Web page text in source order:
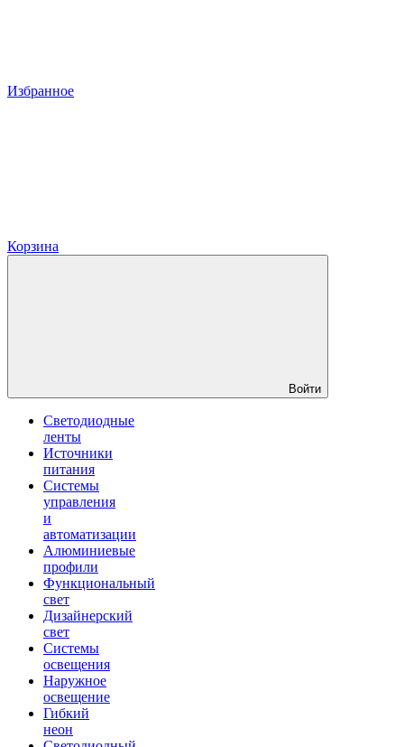
Избранное
Корзина
Войти
Светодиодные
ленты
Источники
питания
Системы
управления
и
автоматизации
Алюминиевые
профили
Функциональный
свет
Дизайнерский
свет
Системы
освещения
Наружное
освещение
Гибкий
неон